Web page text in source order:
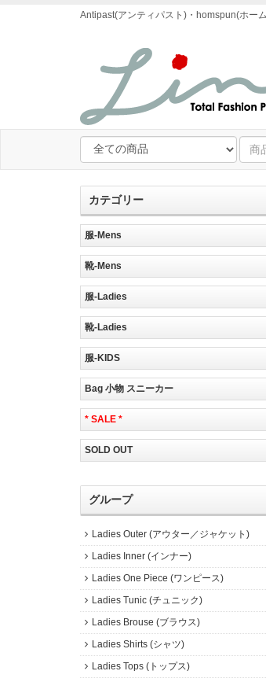
Antipast(アンティパスト)・homspun(ホー
カテゴリー
服-Mens
靴-Mens
服-Ladies
靴-Ladies
服-KIDS
Bag 小物 スニーカー
* SALE *
SOLD OUT
グループ
Ladies Outer (アウター／ジャケット)
Ladies Inner (インナー)
Ladies One Piece (ワンピース)
Ladies Tunic (チュニック)
Ladies Brouse (ブラウス)
Ladies Shirts (シャツ)
Ladies Tops (トップス)